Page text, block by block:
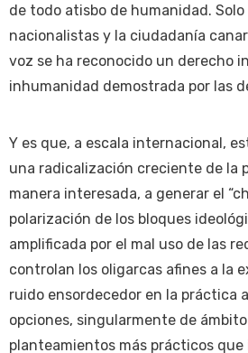
de todo atisbo de humanidad.
nacionalistas y la ciudadanía
voz se ha reconocido un derecho
inhumanidad demostrada por las
Y es que, a escala internacional,
una radicalización creciente de la
manera interesada, a generar el
polarización de los bloques
amplificada por el mal uso de las
controlan los oligarcas afines a la
ruido ensordecedor en la práctica
opciones, singularmente de
planteamientos más prácticos